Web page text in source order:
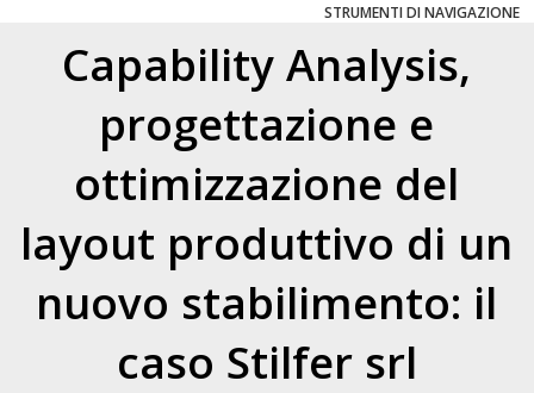
STRUMENTI DI NAVIGAZIONE
Capability Analysis,
progettazione e
ottimizzazione del
layout produttivo di un
nuovo stabilimento: il
caso Stilfer srl